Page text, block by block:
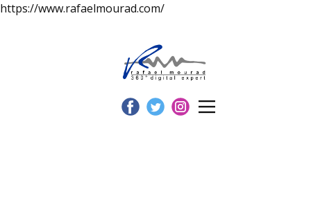
https://www.rafaelmourad.com/